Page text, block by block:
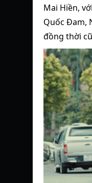
Mai Hiền,
Quốc Đam,
đồng thời